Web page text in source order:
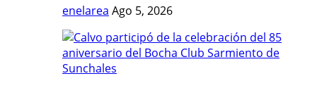
enelarea Ago 5, 2026